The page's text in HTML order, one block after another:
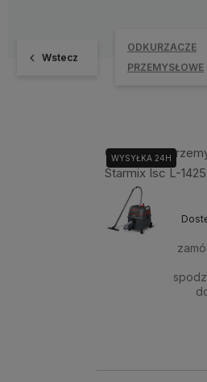
Wstecz
ODKURZACZE
PRZEMYSŁOWE
Odkurzacz
Starmix Isc L-
WYSYŁKA 24H